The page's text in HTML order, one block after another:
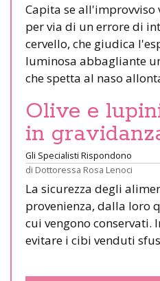
Capita se all'improvviso
per via di un errore di
cervello, che giudica
luminosa abbagliante
che spetta al naso
Olive e
in
Gli Specialisti Rispondono
di Dottoressa Rosa Lenoci
La sicurezza degli
provenienza, dalla loro
cui vengono conservati.
evitare i cibi venduti